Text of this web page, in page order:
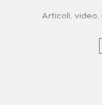
Articoli, video,